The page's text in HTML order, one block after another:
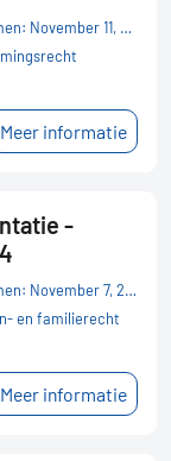
November 11, 2024
Meer informatie
-
November 7, 2024
en familierecht
Meer informatie